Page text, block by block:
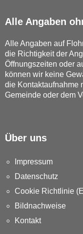
Alle Angaben
Alle Angaben auf
die Richtigkeit der
Öffnungszeiten oder
können wir keine
die Kontaktaufnahme
Gemeinde oder dem
Über uns
Impressum
Datenschutz
Cookie Richtlinie
Bildnachweise
Kontakt